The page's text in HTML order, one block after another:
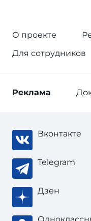
О проекте
Для сотрудников
Реклама
Вконтакте
Telegram
Дзен